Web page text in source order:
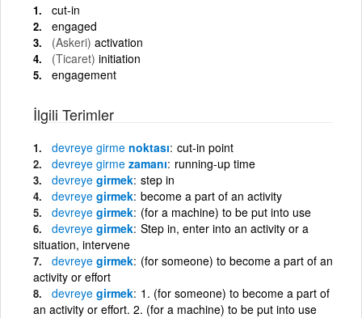
cut-in
engaged
(Askeri) activation
(Ticaret) initiation
engagement
İlgili Terimler
devreye girme noktası cut-in point
devreye girme zamanı running-up time
devreye girmek step in
devreye girmek become a part of an activity
devreye girmek (for a machine) to be put into use
devreye girmek Step in, enter into an activity or a
situation, intervene
devreye girmek (for someone) to become a part of an
activity or effort
devreye girmek 1. (for someone) to become a part of
an activity or effort. 2. (for a machine) to be put into use